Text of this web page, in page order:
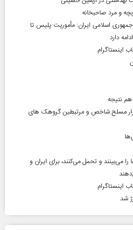
و مرد صاحبخانه
جمهوری اسلامی ایران­: مأموریت پلیس تا
دارد
اینستاگرام
نتیجه
۸ نفر از اشرار مسلح شاخص و مرتبطین گروهک های
می‌بینند و تحمل می‌کنند، برای ایران و
اینستاگرام
شد